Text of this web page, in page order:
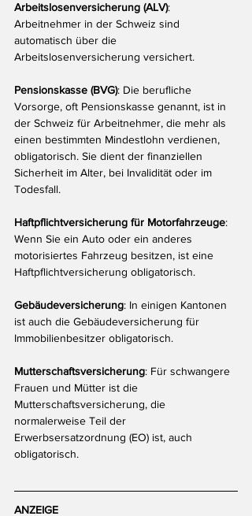
Arbeitslosenversicherung (ALV):
Arbeitnehmer in der Schweiz sind
automatisch über die
Arbeitslosenversicherung versichert.
Pensionskasse (BVG): Die berufliche
Vorsorge, oft Pensionskasse genannt, ist in
der Schweiz für Arbeitnehmer, die mehr als
einen bestimmten Mindestlohn verdienen,
obligatorisch. Sie dient der finanziellen
Sicherheit im Alter, bei Invalidität oder im
Todesfall.
Haftpflichtversicherung für Motorfahrzeuge:
Wenn Sie ein Auto oder ein anderes
motorisiertes Fahrzeug besitzen, ist eine
Haftpflichtversicherung obligatorisch.
Gebäudeversicherung: In einigen Kantonen
ist auch die Gebäudeversicherung für
Immobilienbesitzer obligatorisch.
Mutterschaftsversicherung: Für schwangere
Frauen und Mütter ist die
Mutterschaftsversicherung, die
normalerweise Teil der
Erwerbsersatzordnung (EO) ist, auch
obligatorisch.
ANZEIGE